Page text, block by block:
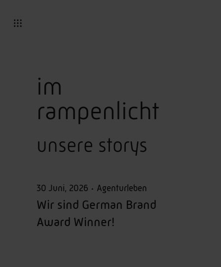
im
rampenlicht
unsere storys
30 Juni, 2026 Agenturleben
Wir sind German Brand
Award Winner!